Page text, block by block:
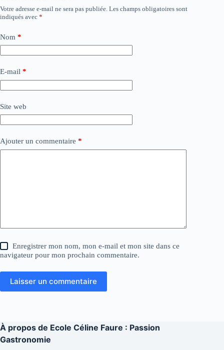
Votre adresse e-mail ne sera pas publiée. Les champs obligatoires sont
indiqués avec *
Nom *
E-mail *
Site web
Ajouter un commentaire *
Enregistrer mon nom, mon e-mail et mon site dans ce
navigateur pour mon prochain commentaire.
Laisser un commentaire
À propos de Ecole Céline Faure : Passion
Gastronomie